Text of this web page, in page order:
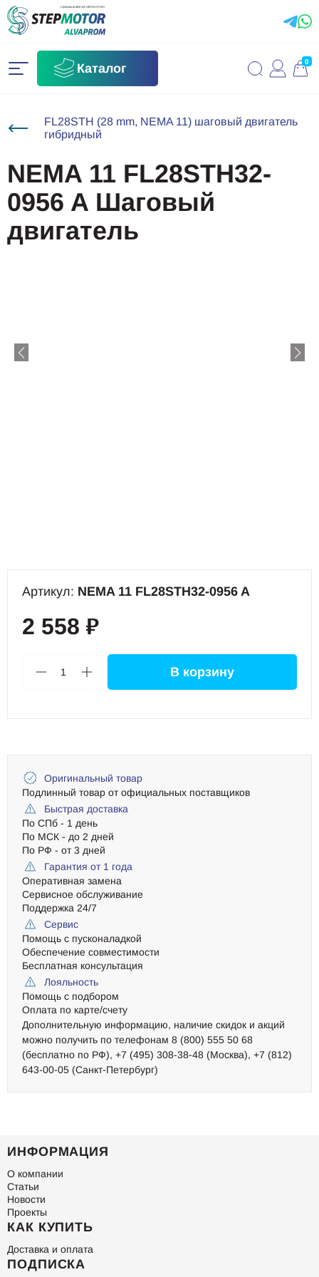
Каталог 0
FL28STH (28 mm, NEMA 11) шаговый двигатель
гибридный
NEMA 11 FL28STH32-
0956 A Шаговый
двигатель
Артикул: NEMA 11 FL28STH32-0956 A
2 558 ₽
1 В корзину
Оригинальный товар
Подлинный товар от официальных поставщиков
Быстрая доставка
По СПб - 1 день
По МСК - до 2 дней
По РФ - от 3 дней
Гарантия от 1 года
Оперативная замена
Сервисное обслуживание
Поддержка 24/7
Сервис
Помощь с пусконаладкой
Обеспечение совместимости
Бесплатная консультация
Лояльность
Помощь с подбором
Оплата по карте/счету
Дополнительную информацию, наличие скидок и акций
можно получить по телефонам 8 (800) 555 50 68
(бесплатно по РФ), +7 (495) 308-38-48 (Москва), +7 (812)
643-00-05 (Санкт-Петербург)
ИНФОРМАЦИЯ
О компании
Статьи
Новости
Проекты
КАК КУПИТЬ
Доставка и оплата
ПОДПИСКА